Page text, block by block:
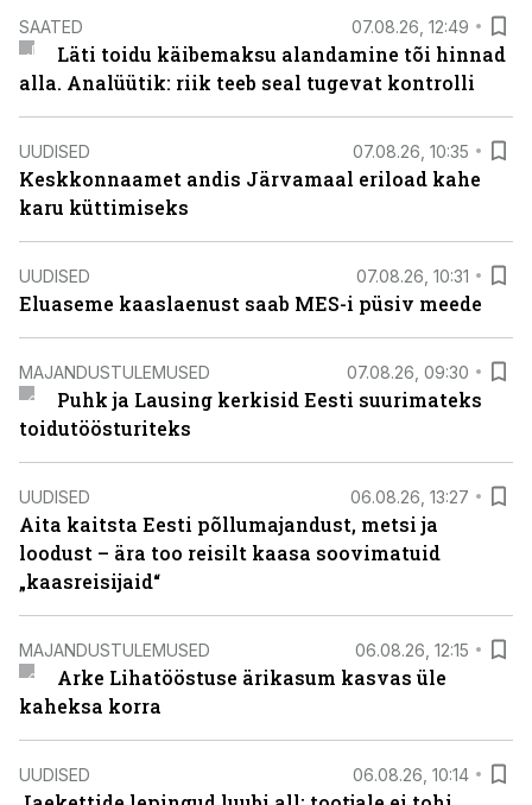
SAATED 07.08.26, 12:49
Läti toidu käibemaksu alandamine tõi hinnad
alla. Analüütik: riik teeb seal tugevat kontrolli
UUDISED 07.08.26, 10:35
Keskkonnaamet andis Järvamaal eriload kahe
karu küttimiseks
UUDISED 07.08.26, 10:31
Eluaseme kaaslaenust saab MES-i püsiv meede
MAJANDUSTULEMUSED 07.08.26, 09:30
Puhk ja Lausing kerkisid Eesti suurimateks
toidutöösturiteks
UUDISED 06.08.26, 13:27
Aita kaitsta Eesti põllumajandust, metsi ja
loodust – ära too reisilt kaasa soovimatuid
„kaasreisijaid“
MAJANDUSTULEMUSED 06.08.26, 12:15
Arke Lihatööstuse ärikasum kasvas üle
kaheksa korra
UUDISED 06.08.26, 10:14